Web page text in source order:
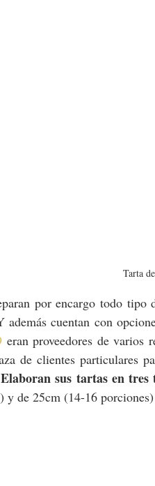
Tarta
por encargo todo tipo
cuentan con
eran proveedores de varios
de clientes particulares
Elaboran sus tartas en tres
y de 25cm (14-16